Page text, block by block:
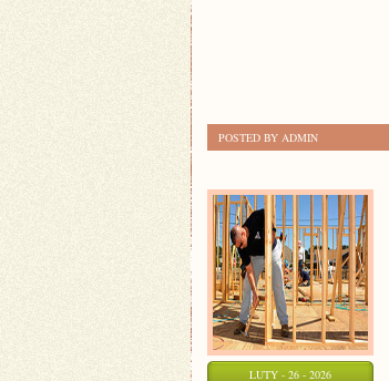
POSTED BY ADMIN
LUTY - 26 - 2026